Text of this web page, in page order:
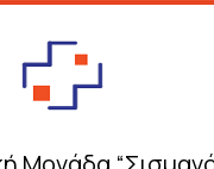
Για